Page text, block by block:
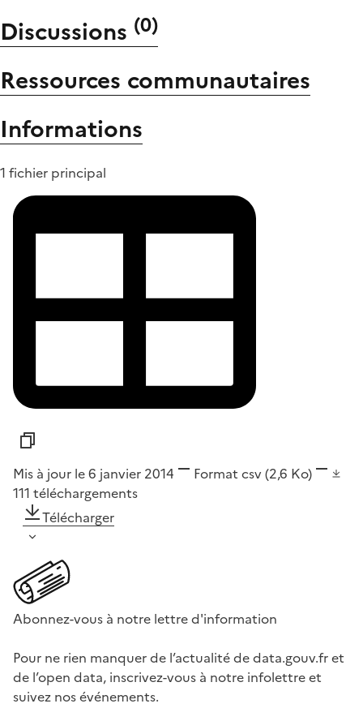
Discussions (0)
Ressources communautaires
Informations
1 fichier principal
Mis à jour le 6 janvier 2014 Format csv(2,6 Ko)
111 téléchargements
Télécharger
Abonnez-vous à notre lettre d'information
Pour ne rien manquer de l’actualité de data.gouv.fr et
de l’open data, inscrivez-vous à notre infolettre et
suivez nos événements.